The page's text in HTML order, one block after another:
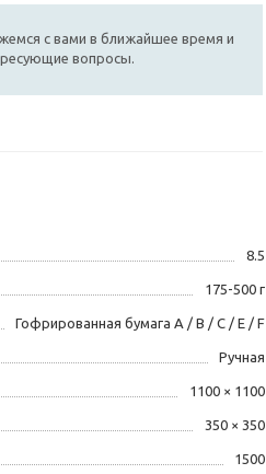
с вами в ближайшее время и
вопросы.
8.5
175-500 г
Гофрированная бумага A / B / C / E / F
Ручная
1100 × 1100
350 × 350
1500